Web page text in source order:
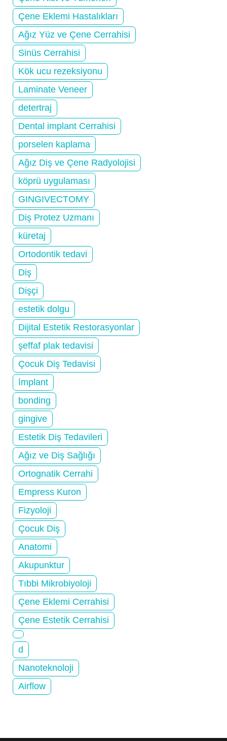
Çene Eklemi Hastalıkları
Ağız Yüz ve Çene Cerrahisi
Sinüs Cerrahisi
Kök ucu rezeksiyonu
Laminate Veneer
detertraj
Dental implant Cerrahisi
porselen kaplama
Ağız Diş ve Çene Radyolojisi
köprü uygulaması
GINGIVECTOMY
Diş Protez Uzmanı
küretaj
Ortodontik tedavi
Diş
Dişçi
estetik dolgu
Dijital Estetik Restorasyonlar
şeffaf plak tedavisi
Çocuk Diş Tedavisi
İmplant
bonding
gingive
Estetik Diş Tedavileri
Ağız ve Diş Sağlığı
Ortognatik Cerrahi
Empress Kuron
Fizyoloji
Çocuk Diş
Anatomi
Akupunktur
Tıbbi Mikrobiyoloji
Çene Eklemi Cerrahisi
Çene Estetik Cerrahisi
d
Nanoteknoloji
Airflow